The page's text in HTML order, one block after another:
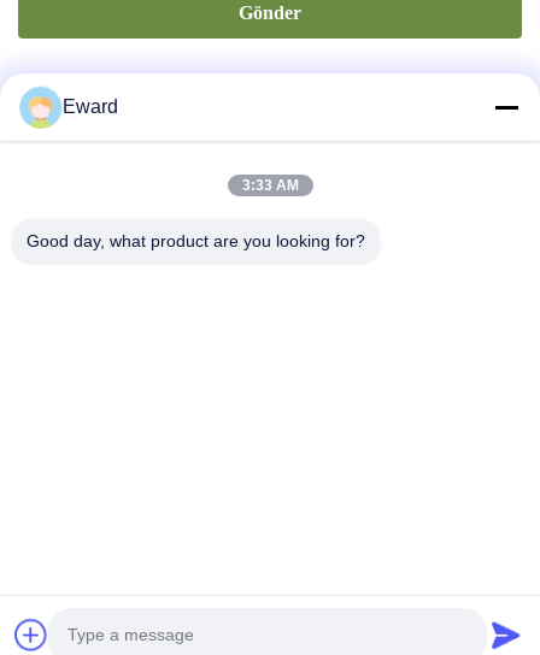
Gönder
Copyright © 2024-2026 Guangzhou Haosheng Supply Chain Co., Ltd. All Rights
Eward
3:33 AM
Good day, what product are you looking for?